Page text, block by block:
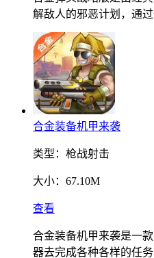
解敌人的邪恶计划，通
合金装备机甲来袭
类型： 枪战射击
大小： 67.10M
查看
合金装备机甲来袭是一
器去完成各种各样的任